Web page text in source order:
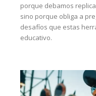
porque debamos
sino porque obliga a
desafíos que estas
educativo.